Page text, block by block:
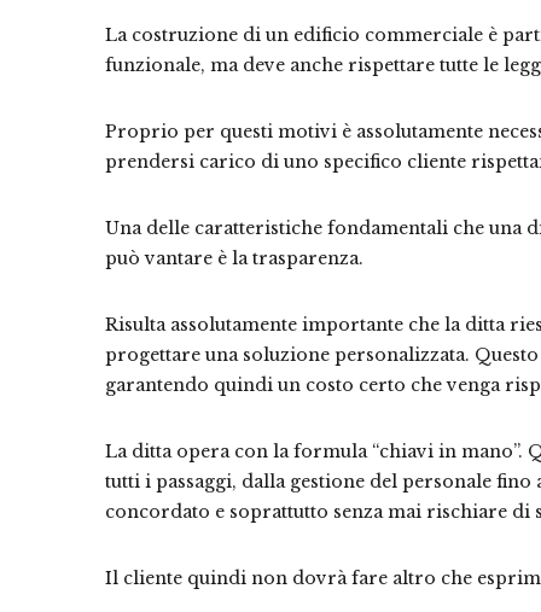
La costruzione di un edificio commerciale è
funzionale, ma deve anche rispettare tutte le
Proprio per questi motivi è assolutamente
prendersi carico di uno specifico cliente
Una delle caratteristiche fondamentali che una
può vantare è la trasparenza.
Risulta assolutamente importante che la ditta
progettare una soluzione personalizzata.
garantendo quindi un costo certo che venga
La ditta opera con la formula “chiavi in mano”.
tutti i passaggi, dalla gestione del personale
concordato e soprattutto senza mai rischiare
Il cliente quindi non dovrà fare altro che